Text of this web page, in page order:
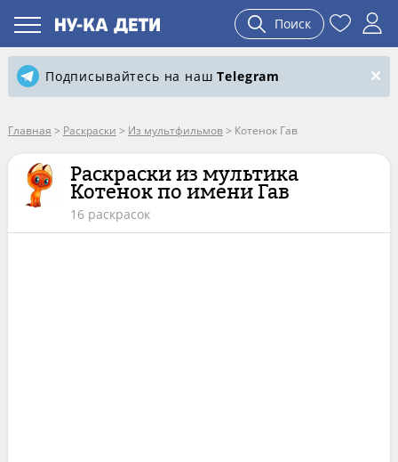
Поиск
Подписывайтесь на нашTelegram
Главная > Раскраски > Из мультфильмов> Котенок Гав
Раскраски из мультика
Котенок по имени Гав
16 раскрасок